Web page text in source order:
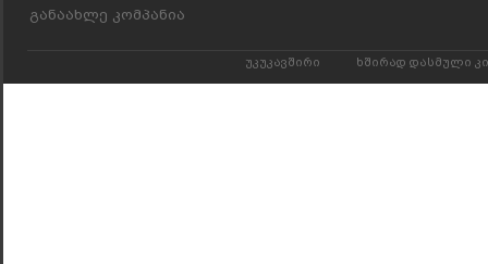
განაახლე კომპანია
უკუკავშირი ხშირად დასმული